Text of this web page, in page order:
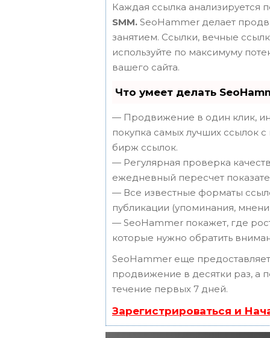
Каждая ссылка анализируется
SMM. SeoHammer делает
занятием. Ссылки, вечные
используйте по максимуму
вашего сайта.
Что умеет делать
— Продвижение в один клик,
покупка самых лучших ссылок
бирж ссылок.
— Регулярная проверка
ежедневный пересчет
— Все известные форматы
публикации (упоминания,
— SeoHammer покажет, где
которые нужно обратить
SeoHammer еще
продвижение в десятки раз, а
течение первых 7 дней.
Зарегистрироваться и